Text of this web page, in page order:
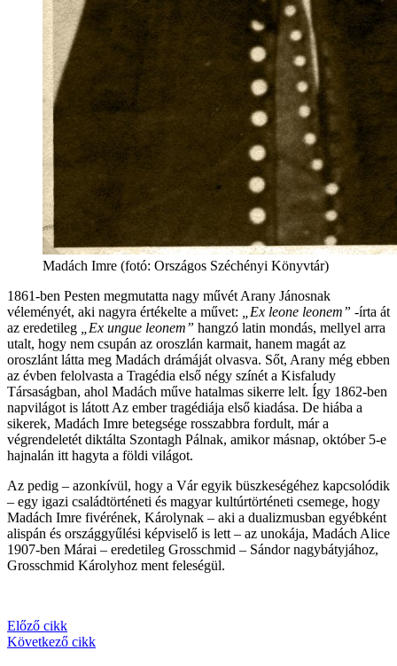
Madách Imre (fotó: Országos Széchényi Könyvtár)
1861-ben Pesten megmutatta nagy művét Arany Jánosnak
véleményét, aki nagyra értékelte a művet:
„Ex leone leonem” -írta át
az eredetileg
„Ex ungue leonem” hangzó latin mondás, mellyel arra
utalt, hogy nem csupán az oroszlán karmait, hanem magát az
oroszlánt látta meg Madách drámáját olvasva. Sőt, Arany még ebben
az évben felolvasta a Tragédia első négy színét a Kisfaludy
Társaságban, ahol Madách műve hatalmas sikerre lelt. Így 1862-ben
napvilágot is látott Az ember tragédiája első kiadása. De hiába a
sikerek, Madách Imre betegsége rosszabbra fordult, már a
végrendeletét diktálta Szontagh Pálnak, amikor másnap, október 5-e
hajnalán itt hagyta a földi világot.
Az pedig – azonkívül, hogy a Vár egyik büszkeségéhez kapcsolódik
– egy igazi családtörténeti és magyar kultúrtörténeti csemege, hogy
Madách Imre fivérének, Károlynak – aki a dualizmusban egyébként
alispán és országgyűlési képviselő is lett – az unokája, Madách Alice
1907-ben Márai – eredetileg Grosschmid – Sándor nagybátyjához,
Grosschmid Károlyhoz ment feleségül.
Előző cikk
Következő cikk